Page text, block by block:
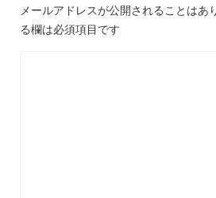
メールアドレスが公開されることはあ
る欄は必須項目です